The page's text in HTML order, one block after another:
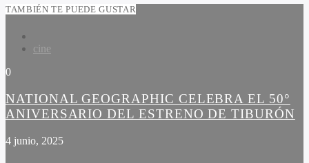
TAMBIÉN TE PUEDE GUSTAR
cine
0
NATIONAL GEOGRAPHIC CELEBRA EL 50°
ANIVERSARIO DEL ESTRENO DE TIBURÓN
4 junio, 2025